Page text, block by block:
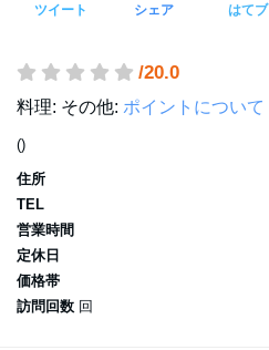
ツイート シェア はてブ
/20.0
料理: その他: ポイントについて
()
住所
TEL
営業時間
定休日
価格帯
訪問回数 回